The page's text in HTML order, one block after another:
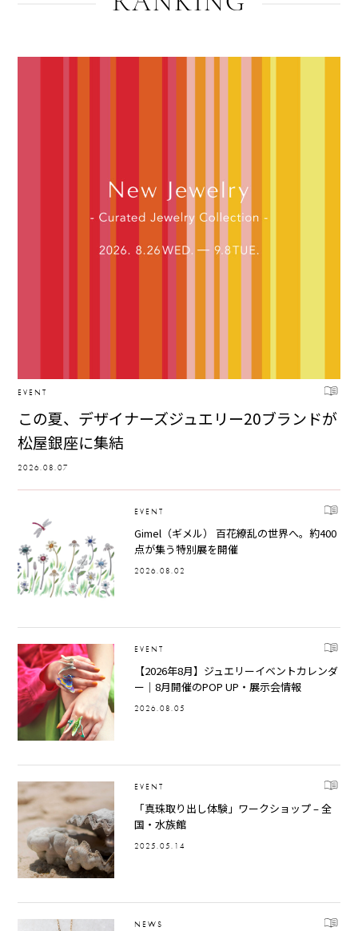
EVENT
この夏、デザイナーズジュエリー20ブランドが
松屋銀座に集結
2026.08.07
EVENT
Gimel（ギメル） 百花繚乱の世界へ。約400
点が集う特別展を開催
2026.08.02
EVENT
【2026年8月】ジュエリーイベントカレンダ
ー｜8月開催のPOP UP・展示会情報
2026.08.05
EVENT
「真珠取り出し体験」ワークショップ – 全
国・水族館
2025.05.14
NEWS